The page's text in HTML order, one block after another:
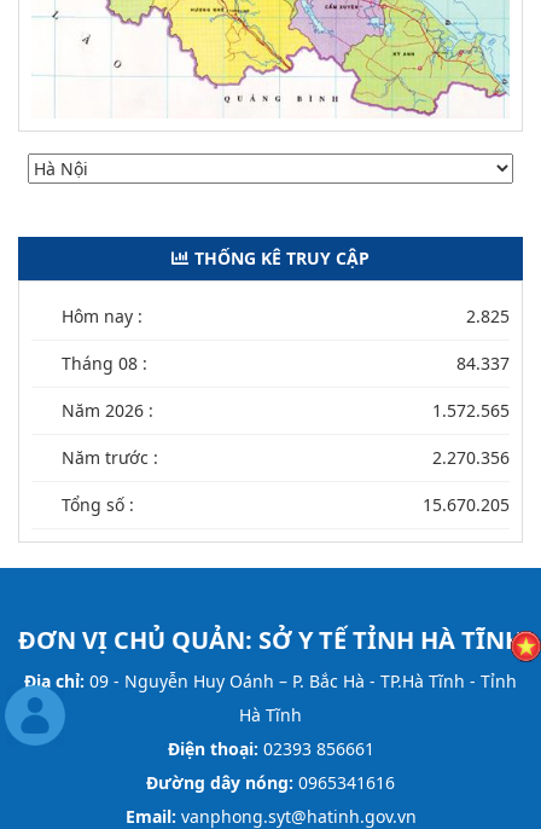
THỐNG KÊ TRUY CẬP
Hôm nay : 2.825
Tháng 08 : 84.337
Năm 2026 : 1.572.565
Năm trước : 2.270.356
Tổng số : 15.670.205
ĐƠN VỊ CHỦ QUẢN: SỞ Y TẾ TỈNH HÀ TĨNH
Địa chỉ: 09 - Nguyễn Huy Oánh – P. Bắc Hà - TP.Hà Tĩnh - Tỉnh
Hà Tĩnh
Điện thoại: 02393 856661
Đường dây nóng: 0965341616
Email: vanphong.syt@hatinh.gov.vn